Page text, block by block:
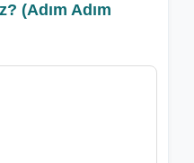
(Adım Adım